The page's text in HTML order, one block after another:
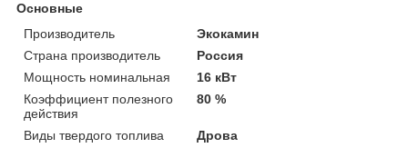
Основные
Производитель
Экокамин
Страна производитель
Россия
Мощность номинальная
16 кВт
Коэффициент полезного
действия
80 %
Виды твердого топлива
Дрова